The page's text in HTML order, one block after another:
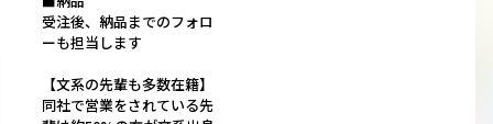
受注後、納品までのフォロ
ーも担当します
【文系の先輩も多数在籍】
同社で営業をされている先